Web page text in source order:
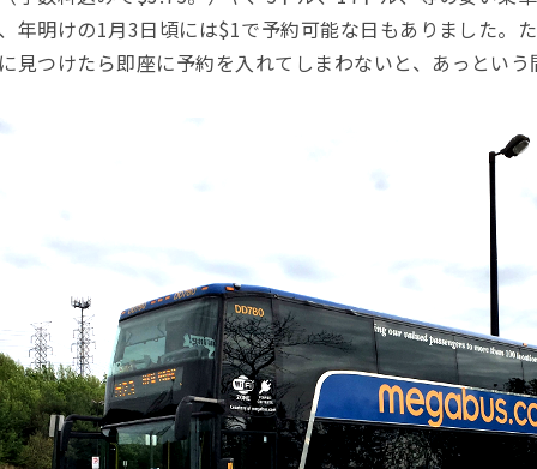
年明けの1月3日頃には$1で予約可能な日もありました。
見つけたら即座に予約を入れてしまわないと、あっとい